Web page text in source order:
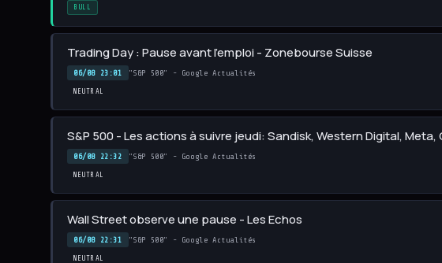
BULL
Trading Day : Pause avant l'emploi - Zonebourse Suisse
06/08 23:01 "S&P 500" - Google Actualités
NEUTRAL
S&P 500 - Les actions à suivre jeudi: Sandisk, Western Digital, Meta,
06/08 22:32 "S&P 500" - Google Actualités
NEUTRAL
Wall Street observe une pause - Les Echos
06/08 22:31 "S&P 500" - Google Actualités
NEUTRAL